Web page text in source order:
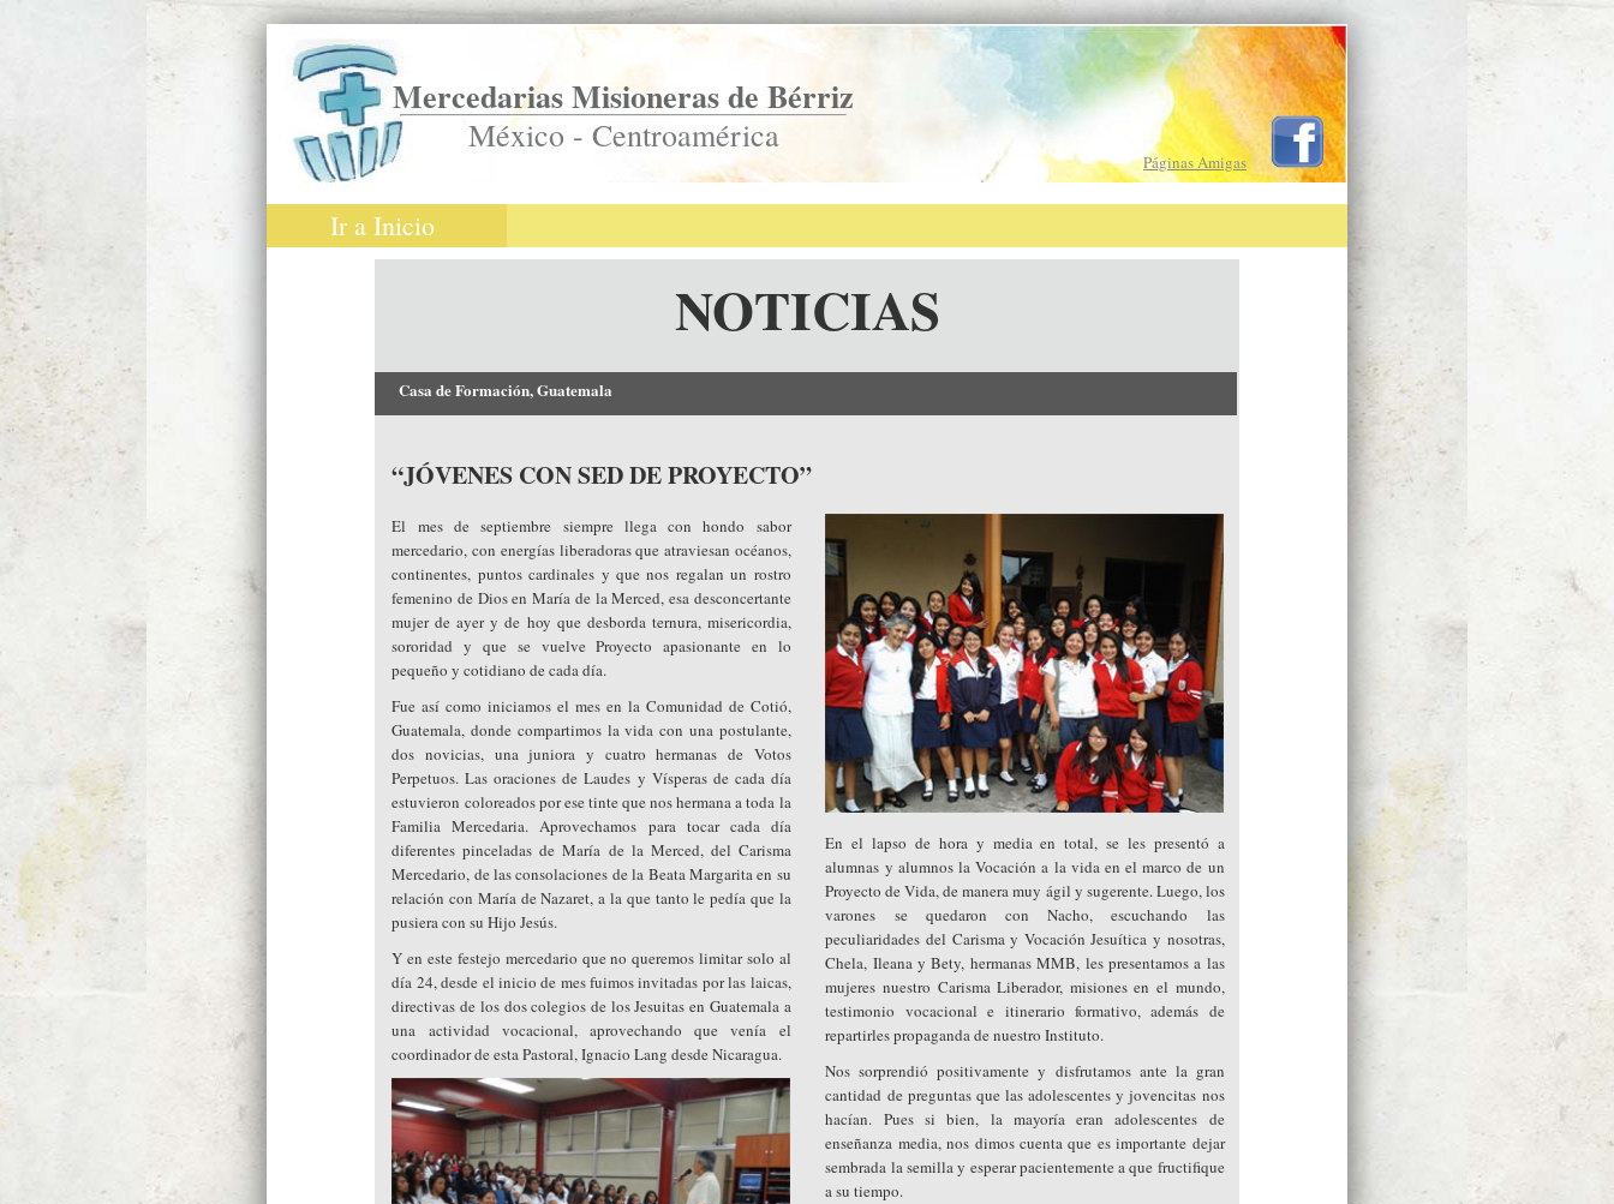
Mercedarias Misioneras de Bérriz
México - Centroamérica
Páginas Amigas
Ir a Inicio
NOTICIAS
Casa de Formación, Guatemala
“JÓVENES CON SED DE PROYECTO”
El mes de septiembre siempre llega con hondo sabor
mercedario, con energías liberadoras que atraviesan océanos,
continentes, puntos cardinales y que nos regalan un rostro
femenino de Dios en María de la Merced, esa desconcertante
mujer de ayer y de hoy que desborda ternura, misericordia,
sororidad y que se vuelve Proyecto apasionante en lo
pequeño y cotidiano de cada día.
Fue así como iniciamos el mes en la Comunidad de Cotió,
Guatemala, donde compartimos la vida con una postulante,
dos novicias, una juniora y cuatro hermanas de Votos
Perpetuos. Las oraciones de Laudes y Vísperas de cada día
estuvieron coloreados por ese tinte que nos hermana a toda la
Familia Mercedaria. Aprovechamos para tocar cada día
diferentes pinceladas de María de la Merced, del Carisma
Mercedario, de las consolaciones de la Beata Margarita en su
relación con María de Nazaret, a la que tanto le pedía que la
pusiera con su Hijo Jesús.
Y en este festejo mercedario que no queremos limitar solo al
día 24, desde el inicio de mes fuimos invitadas por las laicas,
directivas de los dos colegios de los Jesuitas en Guatemala a
una actividad vocacional, aprovechando que venía el
coordinador de esta Pastoral, Ignacio Lang desde Nicaragua.
En el lapso de hora y media en total, se les presentó a
alumnas y alumnos la Vocación a la vida en el marco de un
Proyecto de Vida, de manera muy ágil y sugerente. Luego, los
varones se quedaron con Nacho, escuchando las
peculiaridades del Carisma y Vocación Jesuítica y nosotras,
Chela, Ileana y Bety, hermanas MMB, les presentamos a las
mujeres nuestro Carisma Liberador, misiones en el mundo,
testimonio vocacional e itinerario formativo, además de
repartirles propaganda de nuestro Instituto.
Nos sorprendió positivamente y disfrutamos ante la gran
cantidad de preguntas que las adolescentes y jovencitas nos
hacían. Pues si bien, la mayoría eran adolescentes de
enseñanza media, nos dimos cuenta que es importante dejar
sembrada la semilla y esperar pacientemente a que fructifique
a su tiempo.